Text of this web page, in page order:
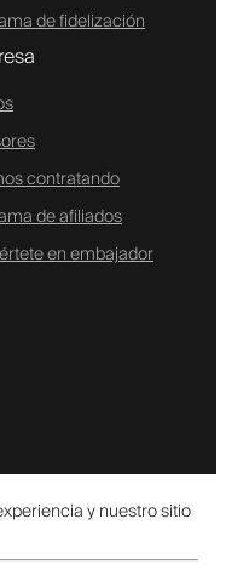
de fidelización
contratando
de afiliados
en embajador
y nuestro sitio